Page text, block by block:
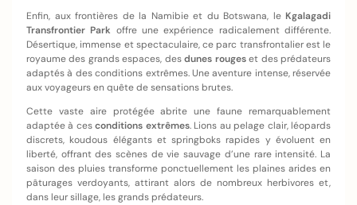
Enfin, aux frontières de la Namibie et du Botswana, le Kgalagadi
Transfrontier Park offre une expérience radicalement différente.
Désertique, immense et spectaculaire, ce parc transfrontalier est le
royaume des grands espaces, desdunes rougeset des prédateurs
adaptés à des conditions extrêmes. Une aventure intense, réservée
aux voyageurs en quête de sensations brutes.
Cette vaste aire protégée abrite une faune remarquablement
adaptée à cesconditions extrêmes. Lions au pelage clair, léopards
discrets, koudous élégants et springboks rapides y évoluent en
liberté, offrant des scènes de vie sauvage d’une rare intensité. La
saison des pluies transforme ponctuellement les plaines arides en
pâturages verdoyants, attirant alors de nombreux herbivores et,
dans leur sillage, les grands prédateurs.